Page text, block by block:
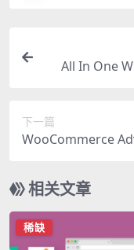
All In One
下一篇
WooCommerce
相关文章
稀缺